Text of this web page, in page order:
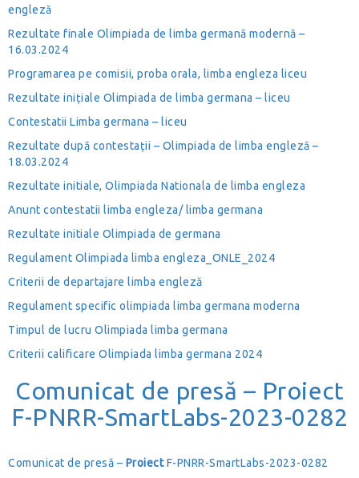
engleză
Rezultate finale Olimpiada de limba germană modernă –
16.03.2024
Programarea pe comisii, proba orala, limba engleza liceu
Rezultate inițiale Olimpiada de limba germana – liceu
Contestatii Limba germana – liceu
Rezultate după contestații – Olimpiada de limba engleză –
18.03.2024
Rezultate initiale, Olimpiada Nationala de limba engleza
Anunt contestatii limba engleza/ limba germana
Rezultate initiale Olimpiada de germana
Regulament Olimpiada limba engleza_ONLE_2024
Criterii de departajare limba engleză
Regulament specific olimpiada limba germana moderna
Timpul de lucru Olimpiada limba germana
Criterii calificare Olimpiada limba germana 2024
Comunicat de presă – Proiect
F-PNRR-SmartLabs-2023-0282
Comunicat de presă – ProiectF-PNRR-SmartLabs-2023-0282